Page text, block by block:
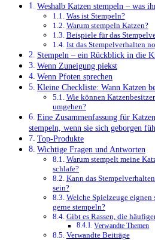
Weshalb Katzen stempeln – was
Was ist Stempeln?
Warum stempeln Katzen?
Beispiele für das
Ist das Stempelverhalten
Stempeln – ein Rückblick in die
Wenn Zuneigung piekst
Wenn Pfoten sprechen
Kleine Checkliste: Wann Katzen
Wie können
umgehen?
Eine Zusammenfassung für
stempeln, wenn sie sich geborgen
Top-Produkte
Wichtige Fragen und Antworten
Warum stempelt meine
schlafe?
Kann das
sein?
Welche Spielzeuge eignen
gerne stempeln?
Gibt es Rassen, die
Verwandte Themen
Verwandte Beiträge